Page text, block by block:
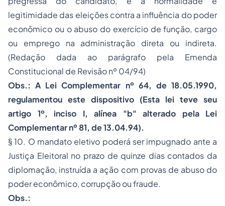
legitimidade das eleições contra a influência do poder
econômico ou o abuso do exercício de função, cargo
ou emprego na administração direta ou indireta.
(Redação dada ao parágrafo pela Emenda
Constitucional de Revisão nº 04/94)
Obs.: A Lei Complementar nº 64, de 18.05.1990,
regulamentou este dispositivo (Esta lei teve seu
artigo 1º, inciso I, alínea "b" alterado pela Lei
Complementar nº 81, de 13.04.94).
§ 10. O mandato eletivo poderá ser impugnado ante a
Justiça Eleitoral no prazo de quinze dias contados da
diplomação, instruída a ação com provas de abuso do
poder econômico, corrupção ou fraude.
Obs.: